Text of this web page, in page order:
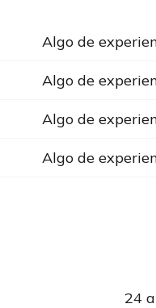
Algo de
Algo de
Algo de
Algo de
24